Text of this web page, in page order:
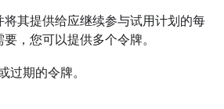
将其提供给应继续参与试用计划的每
，您可以提供多个令牌。
过期的令牌。